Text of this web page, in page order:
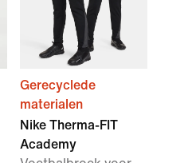
Gerecyclede
materialen
Nike Therma-FIT
Academy